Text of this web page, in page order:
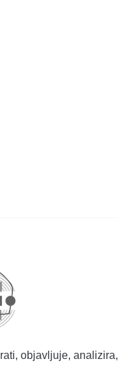
objavljuje, analizira,